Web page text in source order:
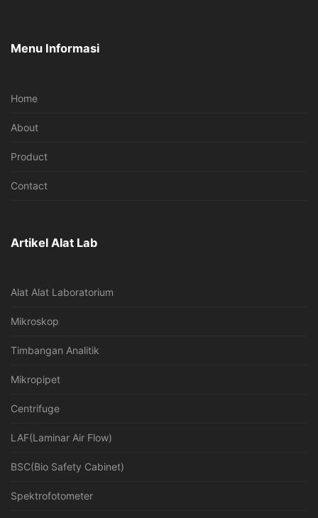
Menu Informasi
Home
About
Product
Contact
Artikel Alat Lab
Alat Alat Laboratorium
Mikroskop
Timbangan Analitik
Mikropipet
Centrifuge
LAF(Laminar Air Flow)
BSC(Bio Safety Cabinet)
Spektrofotometer